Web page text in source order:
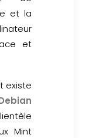
et la
et
existe
Mint